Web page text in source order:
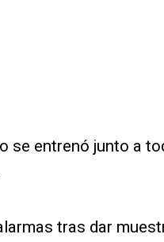
se entrenó junto a
tras dar